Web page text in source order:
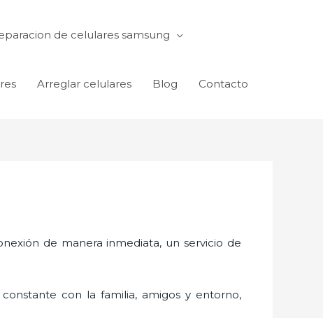
de celulares samsung
Arreglar celulares Blog Contacto
de manera inmediata, un servicio de
con la familia, amigos y entorno,